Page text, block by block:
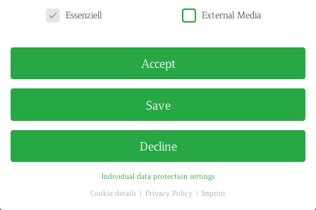
IMPRINT
PRIVACY POLICY
© HELGA MARIA KLOSTERFELDE | ALL RIGHTS RESERVED
Essenziell
External Media
Accept
Save
Decline
Individual data protection settings
Cookie details
Privacy Policy Imprint